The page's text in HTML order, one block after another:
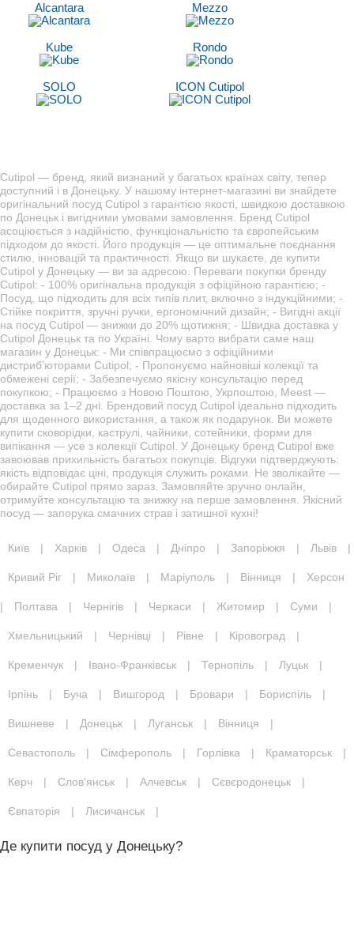
Alcantara Mezzo
Kube Rondo
SOLO ICON Cutipol
Cutipol — бренд, який визнаний у багатьох країнах світу, тепер
доступний і в Донецьку. У нашому інтернет-магазині ви знайдете
оригінальний посуд Cutipol з гарантією якості, швидкою доставкою
по Донецьк і вигідними умовами замовлення. Бренд Cutipol
асоціюється з надійністю, функціональністю та європейським
підходом до якості. Його продукція — це оптимальне поєднання
стилю, інновацій та практичності. Якщо ви шукаєте, де купити
Cutipol у Донецьку — ви за адресою. Переваги покупки бренду
Cutipol: - 100% оригінальна продукція з офіційною гарантією; -
Посуд, що підходить для всіх типів плит, включно з індукційними; -
Стійке покриття, зручні ручки, ергономічний дизайн; - Вигідні акції
на посуд Cutipol — знижки до 20% щотижня; - Швидка доставка у
Cutipol Донецьк та по Україні. Чому варто вибрати саме наш
магазин у Донецьк: - Ми співпрацюємо з офіційними
дистриб’юторами Cutipol; - Пропонуємо найновіші колекції та
обмежені серії; - Забезпечуємо якісну консультацію перед
покупкою; - Працюємо з Новою Поштою, Укрпоштою, Meest —
доставка за 1–2 дні. Брендовий посуд Cutipol ідеально підходить
для щоденного використання, а також як подарунок. Ви можете
купити сковорідки, каструлі, чайники, сотейники, форми для
випікання — усе з колекції Cutipol. У Донецьку бренд Cutipol вже
завоював прихильність багатьох покупців. Відгуки підтверджують:
якість відповідає ціні, продукція служить роками. Не зволікайте —
обирайте Cutipol прямо зараз. Замовляйте зручно онлайн,
отримуйте консультацію та знижку на перше замовлення. Якісний
посуд — запорука смачних страв і затишної кухні!
Київ | Харків | Одеса | Дніпро | Запоріжжя | Львів |
Кривий Ріг | Миколаїв | Маріуполь | Вінниця | Херсон
| Полтава | Чернігів | Черкаси | Житомир | Суми |
Хмельницький | Чернівці | Рівне | Кіровоград |
Кременчук | Івано-Франківськ | Тернопіль | Луцьк |
Ірпінь | Буча | Вишгород | Бровари | Бориспіль |
Вишневе | Донецьк | Луганськ | Вінниця |
Севастополь | Сімферополь | Горлівка | Краматорськ |
Керч | Слов'янськ | Алчевськ | Сєвєродонецьк |
Євпаторія | Лисичанськ |
Де купити посуд у Донецьку?